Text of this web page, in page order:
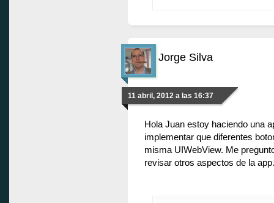
Jorge Silva
11 abril, 2012 a las 16:37
Hola Juan estoy haciendo una
implementar que diferentes
misma UIWebView. Me
revisar otros aspectos de la